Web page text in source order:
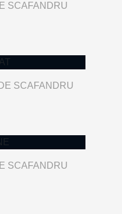
SCAFANDRU
SCAFANDRU
SCAFANDRU